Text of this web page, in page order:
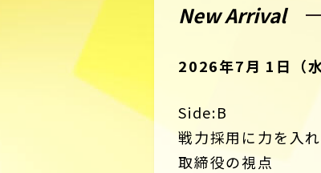
New Arrival
2026年7月 1日（水
Side:B
戦力採用に力を入れ
取締役の視点